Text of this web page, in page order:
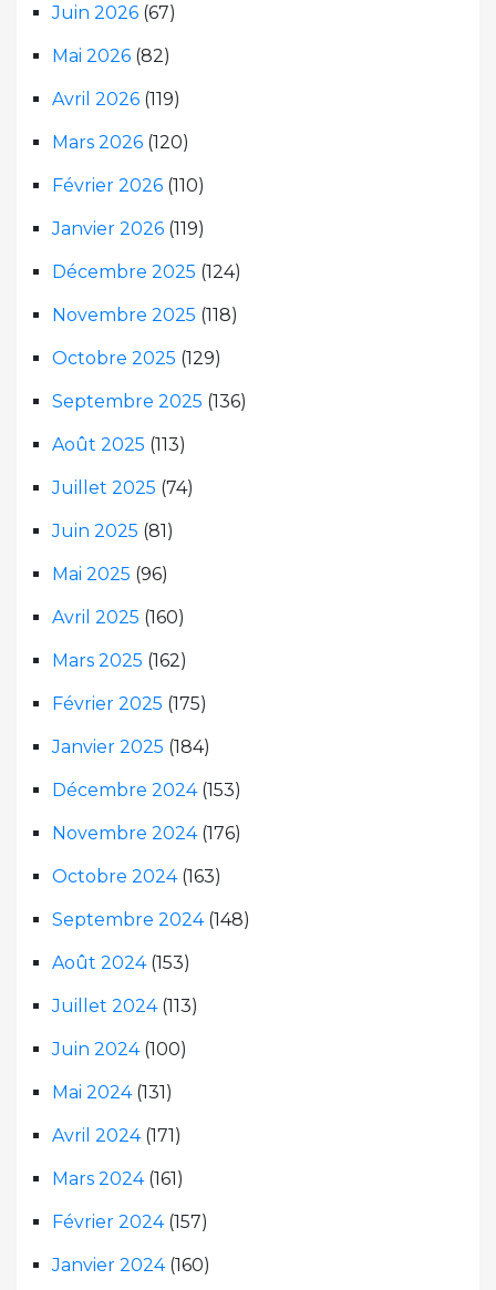
Juin 2026 (67)
Mai 2026 (82)
Avril 2026 (119)
Mars 2026 (120)
Février 2026 (110)
Janvier 2026 (119)
Décembre 2025 (124)
Novembre 2025 (118)
Octobre 2025 (129)
Septembre 2025 (136)
Août 2025 (113)
Juillet 2025 (74)
Juin 2025 (81)
Mai 2025 (96)
Avril 2025 (160)
Mars 2025 (162)
Février 2025 (175)
Janvier 2025 (184)
Décembre 2024(153)
Novembre 2024(176)
Octobre 2024(163)
Septembre 2024(148)
Août 2024(153)
Juillet 2024(113)
Juin 2024(100)
Mai 2024(131)
Avril 2024(171)
Mars 2024(161)
Février 2024(157)
Janvier 2024(160)